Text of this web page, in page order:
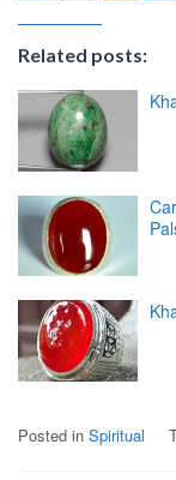
Related posts:
Posted in Spiritual